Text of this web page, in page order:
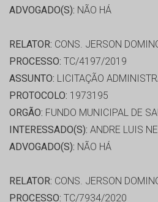
ADVOGADO(S): NÃO HÁ
RELATOR: CONS. JERSON
PROCESSO: TC/4197/2019
ASSUNTO: LICITAÇÃO
PROTOCOLO: 1973195
ORGÃO: FUNDO MUNICIPAL DE
INTERESSADO(S): ANDRE LUIS
ADVOGADO(S): NÃO HÁ
RELATOR: CONS. JERSON
PROCESSO: TC/7934/2020